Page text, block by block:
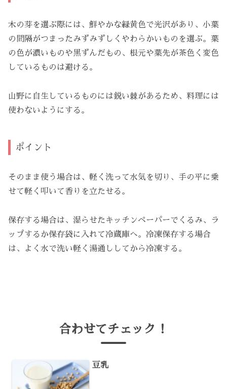
木の芽を選ぶ際には、鮮やかな緑黄色で光沢があり、小葉
の間隔がつまったみずみずしくやわらかいものを選ぶ。葉
の色が濃いものや黒ずんだもの、根元や葉先が茶色く変色
しているものは避ける。
山野に自生しているものには鋭い棘があるため、料理には
使わないようにする。
ポイント
そのまま使う場合は、軽く洗って水気を切り、手の平に乗
せて軽く叩いて香りを立たせる。
保存する場合は、湿らせたキッチンペーパーでくるみ、ラ
ップするか保存袋に入れて冷蔵庫へ。冷凍保存する場合
は、よく水で洗い軽く湯通ししてから冷凍する。
合わせてチェック！
豆乳